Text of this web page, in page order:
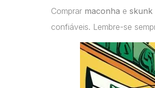
Comprar maconha e skunk
confiáveis. Lembre-se